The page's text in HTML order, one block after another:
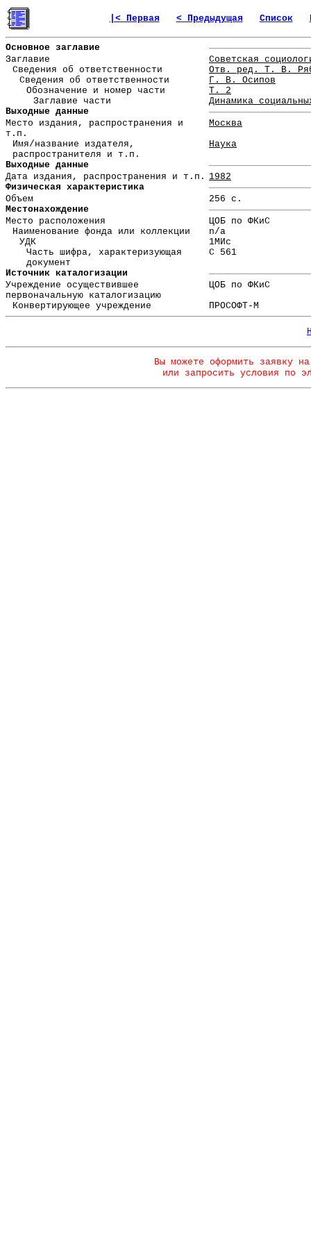
|< Первая < Предыдущая Список
Основное заглавие
Заглавие
Советская
Сведения об ответственности
Отв. ред. Т. В.
Сведения об ответственности
Г. В. Осипов
Обозначение и номер части
Т. 2
Заглавие части
Динамика
Выходные данные
Место издания, распространения и
т.п.
Москва
Имя/название издателя,
распространителя и т.п.
Наука
Выходные данные
Дата издания, распространения и т.п. 1982
Физическая характеристика
Объем
256 с.
Местонахождение
Место расположения
ЦОБ по ФКиС
Наименование фонда или коллекции
n/a
УДК
1МИс
Часть шифра, характеризующая
документ
С 561
Источник каталогизации
Учреждение осуществившее
первоначальную каталогизацию
ЦОБ по ФКиС
Конвертирующее учреждение
ПРОСОФТ-М
Вы можете оформить заявку
или запросить условия по